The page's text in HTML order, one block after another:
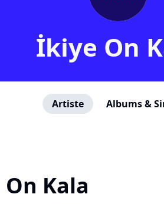
İkiye On
Artiste Albums &
Kala